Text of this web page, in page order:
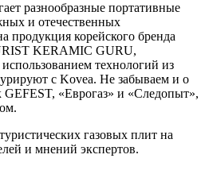
разнообразные портативные
и отечественных
продукция корейского бренда
KERAMIC GURU,
технологий из
с Kovea. Не забываем и о
GEFEST, «Еврогаз» и «Следопыт»,
газовых плит на
и мнений экспертов.